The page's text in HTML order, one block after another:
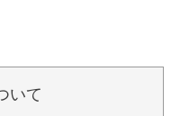
いて